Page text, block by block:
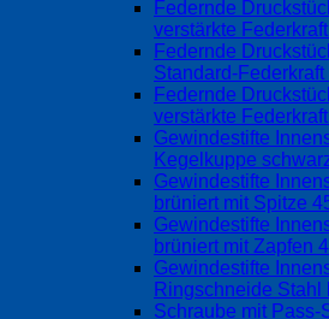
Federnde
verstärkte
Federnde
Standard-
Federnde
verstärkte
Gewindestifte
Kegelkuppe
Gewindestifte
brüniert mit Spitze
Gewindestifte
brüniert mit Zapfen
Gewindestifte
Ringschneide Stahl
Schraube mit Pass-